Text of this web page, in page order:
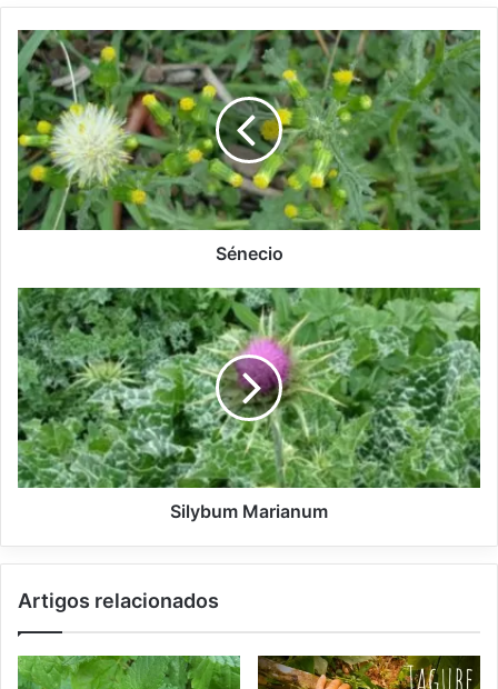
te
S
é
n
e
c
i
o
Sénecio
S
i
l
y
b
u
m
M
a
u
Silybum Marianum
Artigos relacionados